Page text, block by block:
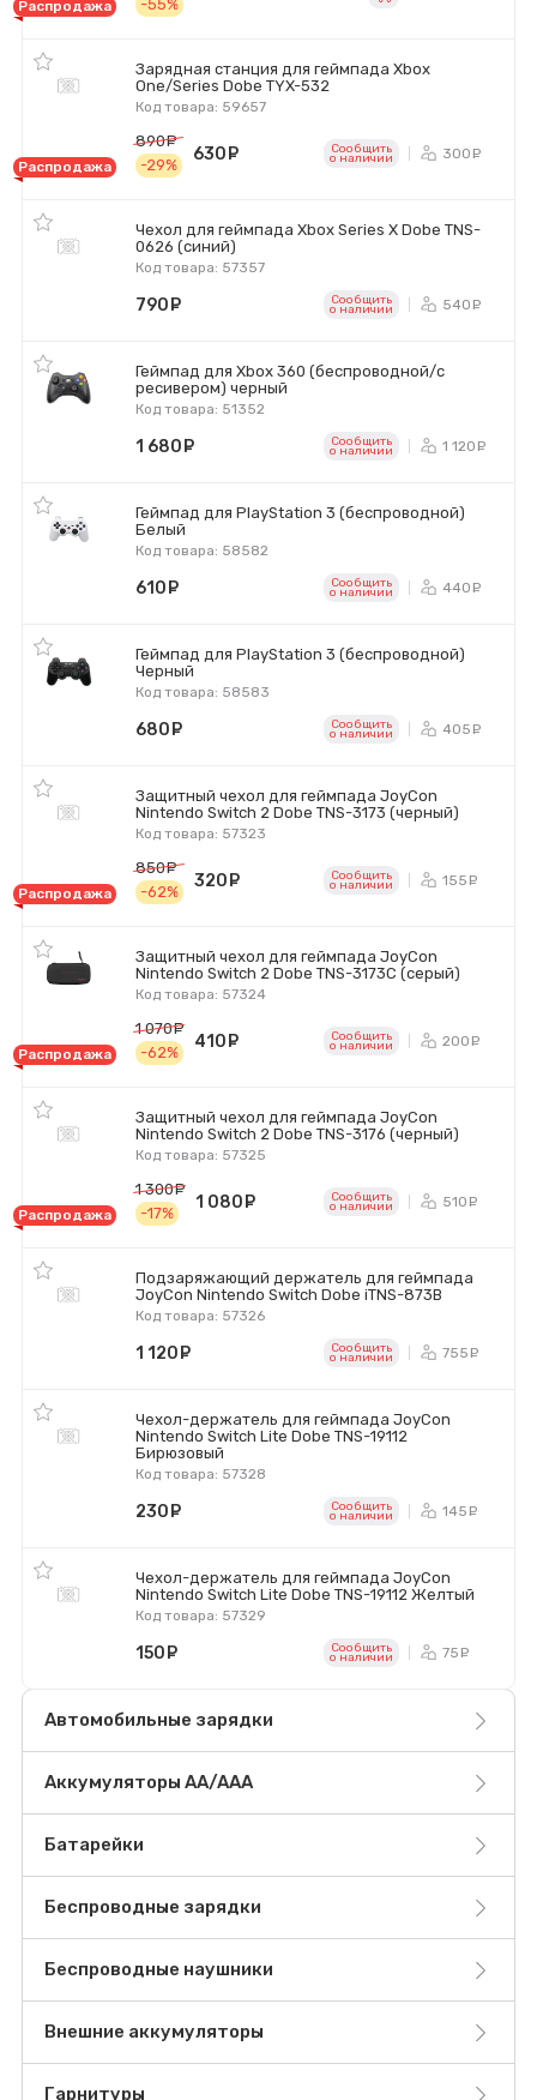
Распродажа
-55%
Зарядная станция для геймпада Xbox
One/Series Dobe TYX-532
Код товара: 59657
Распродажа
890
-29%
630 руб.Сообщить
o наличии 300
Чехол для геймпада Xbox Series X Dobe TNS-
0626 (синий)
Код товара: 57357
790 Сообщить
o наличии 540
Геймпад для Xbox 360 (беспроводной/с
ресивером) черный
Код товара: 51352
1 680 Сообщить
o наличии 1 120
Геймпад для PlayStation 3 (беспроводной)
Белый
Код товара: 58582
610 Сообщить
o наличии 440
Геймпад для PlayStation 3 (беспроводной)
Черный
Код товара: 58583
680 Сообщить
o наличии 405
Защитный чехол для геймпада JoyCon
Nintendo Switch 2 Dobe TNS-3173 (черный)
Код товара: 57323
Распродажа
850
-62%
320 руб.Сообщить
o наличии 155
Защитный чехол для геймпада JoyCon
Nintendo Switch 2 Dobe TNS-3173C (серый)
Код товара: 57324
Распродажа
1 070
-62%
410 руб.Сообщить
o наличии 200
Защитный чехол для геймпада JoyCon
Nintendo Switch 2 Dobe TNS-3176 (черный)
Код товара: 57325
Распродажа
1 300
-17%
1 080 руб.Сообщить
o наличии 510
Подзаряжающий держатель для геймпада
JoyCon Nintendo Switch Dobe iTNS-873B
Код товара: 57326
1 120 Сообщить
o наличии 755
Чехол-держатель для геймпада JoyCon
Nintendo Switch Lite Dobe TNS-19112
Бирюзовый
Код товара: 57328
230 Сообщить
o наличии 145
Чехол-держатель для геймпада JoyCon
Nintendo Switch Lite Dobe TNS-19112 Желтый
Код товара: 57329
150 Сообщить
o наличии 75
Автомобильные зарядки
Аккумуляторы AA/AAA
Батарейки
Беспроводные зарядки
Беспроводные наушники
Внешние аккумуляторы
Гарнитуры